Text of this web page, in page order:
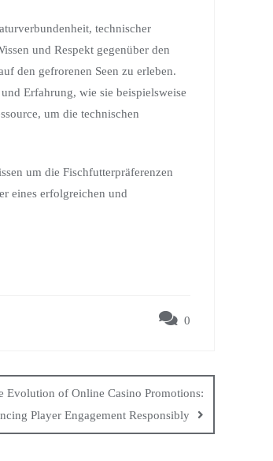
technischer
und Respekt gegenüber den
den gefrorenen Seen zu erleben.
Erfahrung, wie sie beispielsweise
um die technischen
um die Fischfutterpräferenzen
eines erfolgreichen und
0
Evolution of Online Casino Promotions:
Player Engagement Responsibly